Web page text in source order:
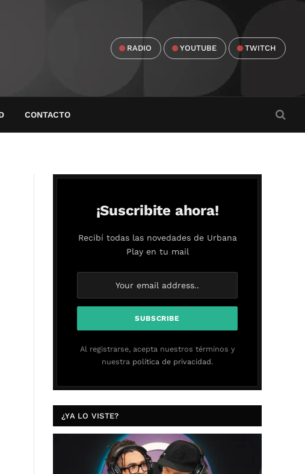
RADIO YOUTUBE TWITCH
CONTACTO
¡Suscribite ahora!
Recibí todas las novedades de Urbana
Play en tu mail
Al registrarse, acepta nuestros términos y
nuestra política de privacidad.
¿YA LO VISTE?